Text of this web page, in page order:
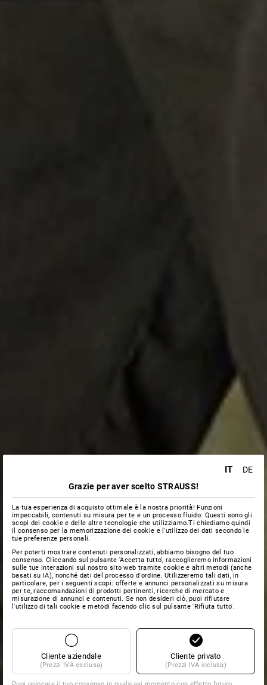
IT
DE
Grazie per aver scelto STRAUSS!
La tua esperienza di acquisto ottimale è la nostra priorità! Funzioni
impeccabili, contenuti su misura per te e un processo fluido: Questi sono gli
scopi dei cookie e delle altre tecnologie che utilizziamo.Ti chiediamo quindi
il consenso per la memorizzazione dei cookie e l'utilizzo dei dati secondo le
tue preferenze personali.
Per poterti mostrare contenuti personalizzati, abbiamo bisogno del tuo
consenso. Cliccando sul pulsante 'Accetta tutto', raccoglieremo informazioni
sulle tue interazioni sul nostro sito web tramite cookie e altri metodi (anche
basati su IA), nonché dati del processo d'ordine. Utilizzeremo tali dati, in
particolare, per i seguenti scopi: offerte e annunci personalizzati su misura
per te, raccomandazioni di prodotti pertinenti, ricerche di mercato e
misurazione di annunci e contenuti. Se non desideri ciò, puoi rifiutare
l'utilizzo di tali cookie e metodi facendo clic sul pulsante 'Rifiuta tutto'.
Cliente aziendale
(Prezzi IVA esclusa)
Cliente privato
(Prezzi IVA inclusa)